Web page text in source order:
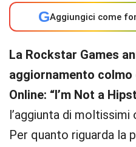
GAggiungici come
La Rockstar Games
aggiornamento colmo
Online: “I’m Not a
l’aggiunta di moltissimi
Per quanto riguarda la